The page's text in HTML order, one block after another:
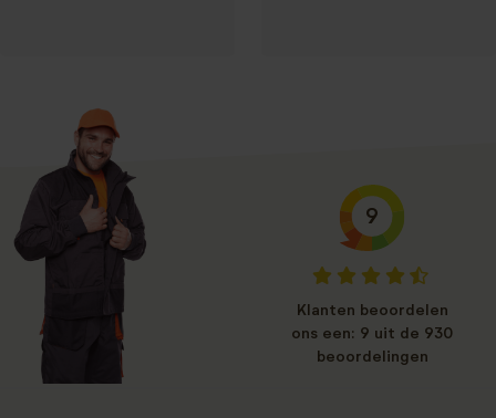
9
Klanten beoordelen
ons een: 9 uit de 930
beoordelingen